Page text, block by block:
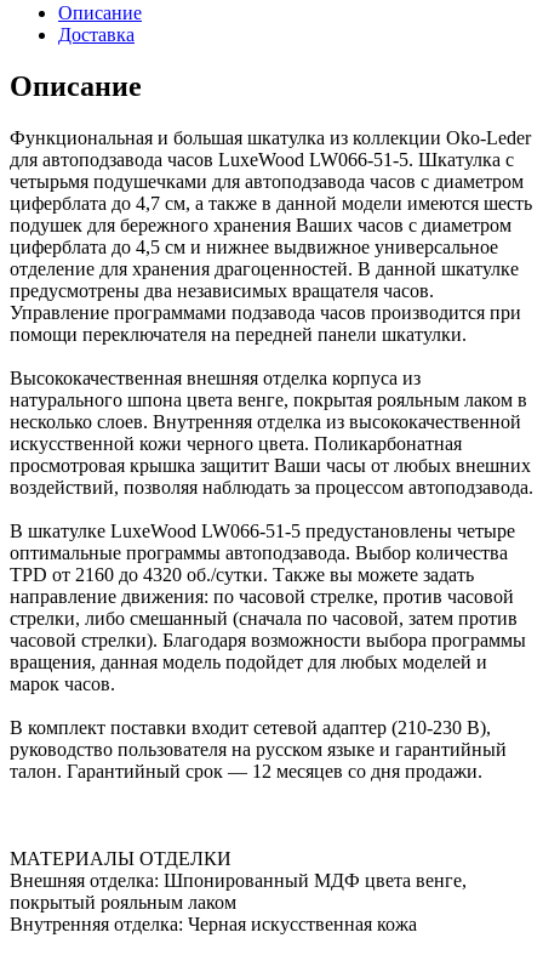
Описание
Доставка
Описание
Функциональная и большая шкатулка из коллекции Oko-Leder
для автоподзавода часов LuxeWood LW066-51-5. Шкатулка с
четырьмя подушечками для автоподзавода часов с диаметром
циферблата до 4,7 см, а также в данной модели имеются шесть
подушек для бережного хранения Ваших часов с диаметром
циферблата до 4,5 см и нижнее выдвижное универсальное
отделение для хранения драгоценностей. В данной шкатулке
предусмотрены два независимых вращателя часов.
Управление программами подзавода часов производится при
помощи переключателя на передней панели шкатулки.
Высококачественная внешняя отделка корпуса из
натурального шпона цвета венге, покрытая рояльным лаком в
несколько слоев. Внутренняя отделка из высококачественной
искусственной кожи черного цвета. Поликарбонатная
просмотровая крышка защитит Ваши часы от любых внешних
воздействий, позволяя наблюдать за процессом автоподзавода.
В шкатулке LuxeWood LW066-51-5 предустановлены четыре
оптимальные программы автоподзавода. Выбор количества
TPD от 2160 до 4320 об./сутки. Также вы можете задать
направление движения: по часовой стрелке, против часовой
стрелки, либо смешанный (сначала по часовой, затем против
часовой стрелки). Благодаря возможности выбора программы
вращения, данная модель подойдет для любых моделей и
марок часов.
В комплект поставки входит сетевой адаптер (210-230 В),
руководство пользователя на русском языке и гарантийный
талон. Гарантийный срок — 12 месяцев со дня продажи.
МАТЕРИАЛЫ ОТДЕЛКИ
Внешняя отделка: Шпонированный МДФ цвета венге,
покрытый рояльным лаком
Внутренняя отделка: Черная искусственная кожа